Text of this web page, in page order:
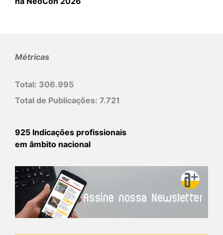
Métricas
Total: 306.995
Total de Publicações: 7.721
925 Indicações profissionais
em âmbito nacional